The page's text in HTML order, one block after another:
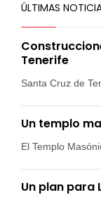
ÚLTIMAS
Tenerife
Santa Cruz de
Un templo
El Templo
Un plan para